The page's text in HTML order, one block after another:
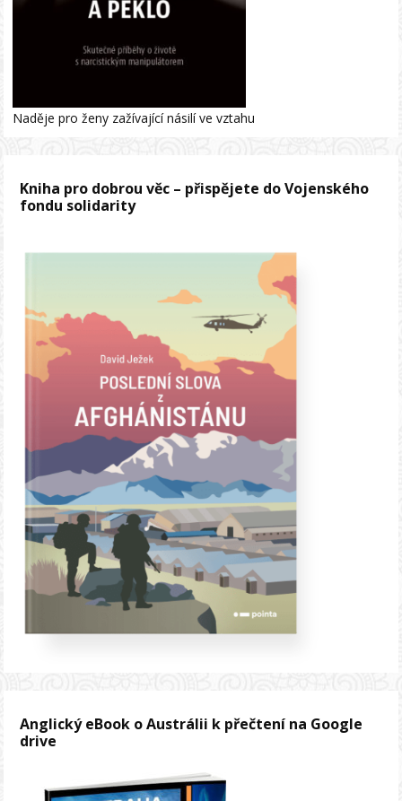
Naděje pro ženy zažívající násilí ve vztahu
Kniha pro dobrou věc – přispějete do Vojenského
fondu solidarity
Anglický eBook o Austrálii k přečtení na Google
drive